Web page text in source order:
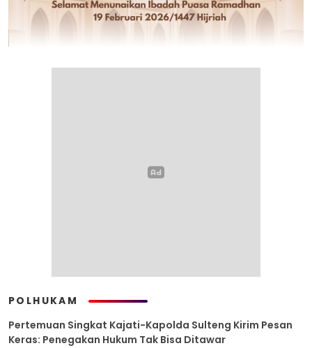
POLHUKAM
Pertemuan Singkat Kajati-Kapolda Sulteng Kirim Pesan
Keras: Penegakan Hukum Tak Bisa Ditawar